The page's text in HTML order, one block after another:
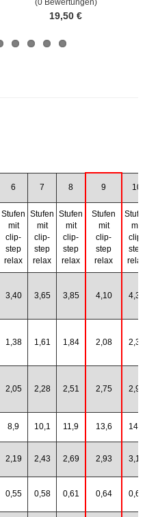
(0 Bewertungen)
19,50 €
6 7 8 9 10
Stufen
mit
clip-
step
relax
Stufen
mit
clip-
step
relax
Stufen
mit
clip-
step
relax
Stufen
mit
clip-
step
relax
mit
clip-
step
relax
3,40 3,65 3,85 4,10 4,35
1,38 1,61 1,84 2,08 2,31
2,05 2,28 2,51 2,75 2,98
8,9 10,1 11,9 13,6 14,7
2,19 2,43 2,69 2,93 3,19
0,55 0,58 0,61 0,64 0,67